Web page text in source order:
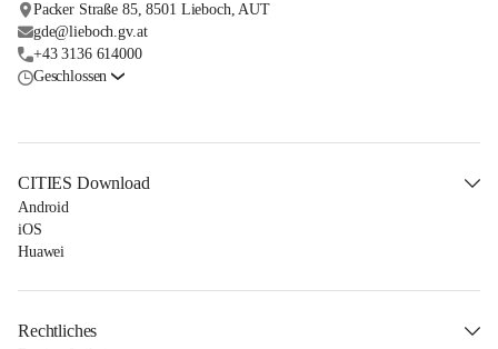
Packer Straße 85, 8501 Lieboch, AUT
gde@lieboch.gv.at
+43 3136 614000
Geschlossen
CITIES Download
Android
iOS
Huawei
Rechtliches